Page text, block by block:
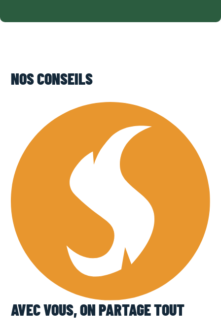
NOS CONSEILS
AVEC VOUS, ON PARTAGE TOUT